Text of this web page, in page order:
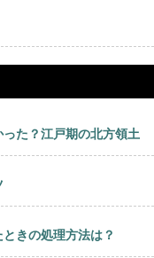
た？江戸期の北方領土
きの処理方法は？